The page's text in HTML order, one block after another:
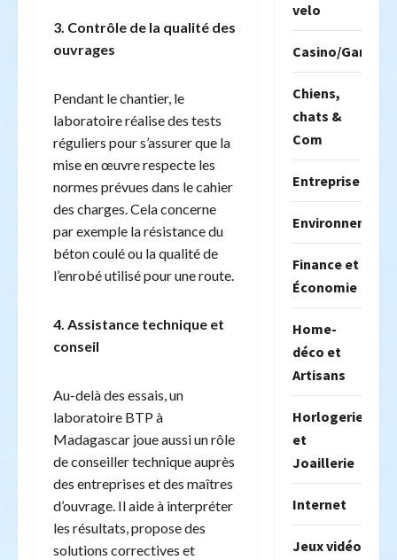
3. Contrôle de la qualité des
ouvrages
Pendant le chantier, le
laboratoire réalise des tests
réguliers pour s’assurer que la
mise en œuvre respecte les
normes prévues dans le cahier
des charges. Cela concerne
par exemple la résistance du
béton coulé ou la qualité de
l’enrobé utilisé pour une route.
4. Assistance technique et
conseil
Au-delà des essais, un
laboratoire BTP à
Madagascar joue aussi un rôle
de conseiller technique auprès
des entreprises et des maîtres
d’ouvrage. Il aide à interpréter
les résultats, propose des
solutions correctives et
velo
Casino/
Chiens,
chats &
Com
Entreprise
Environnement
Finance et
Économie
Home-
déco et
Artisans
Horlogerie
et
Joaillerie
Internet
Jeux vidéo